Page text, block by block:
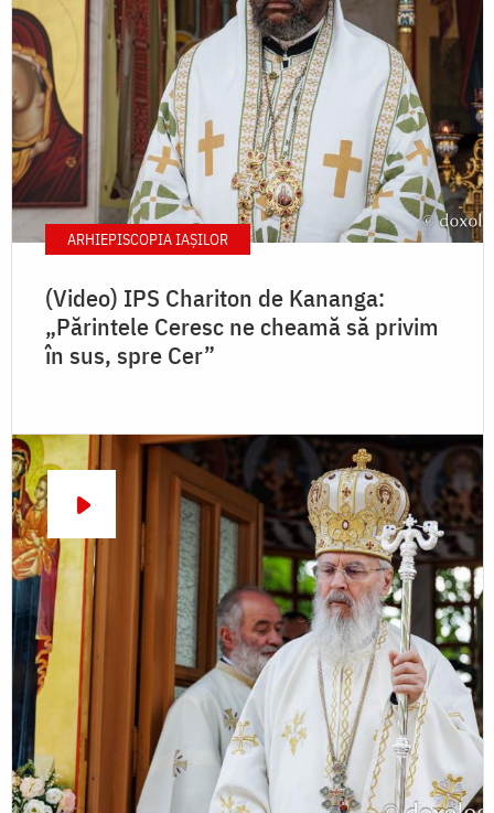
ARHIEPISCOPIA IAŞILOR
(Video) IPS Chariton de Kananga:
„Părintele Ceresc ne cheamă să privim
în sus, spre Cer”